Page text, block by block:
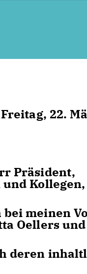
22.
Präsident,
Kollegen,
meinen
Oellers
deren